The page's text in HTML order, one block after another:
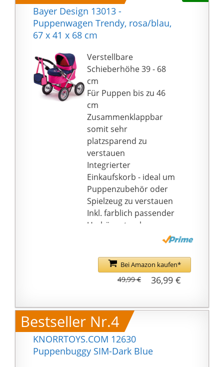
Bayer Design 13013 -
Puppenwagen Trendy, rosa/blau,
‎67 x 41 x 68 cm
Verstellbare
Schieberhöhe 39 - 68
cm
Für Puppen bis zu 46
cm
Zusammenklappbar
somit sehr
platzsparend zu
verstauen
Integrierter
Einkaufskorb - ideal um
Puppenzubehör oder
Spielzeug zu verstauen
Inkl. farblich passender
Umhängetasche
Bei Amazon kaufen*
36,99 €
49,99 €
Bestseller Nr.4
KNORRTOYS.COM 12630
Puppenbuggy SIM-Dark Blue